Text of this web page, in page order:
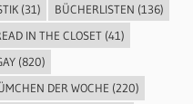
(31) BÜCHERLISTEN (136)
IN THE CLOSET(41)
(820)
DER WOCHE (220)